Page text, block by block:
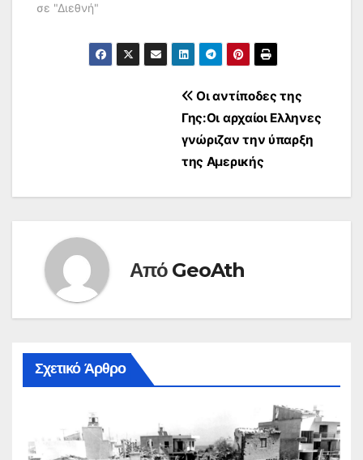
σε "Διεθνή"
Οι αντίποδες της
Γης:Οι αρχαίοι Ελληνες
γνώριζαν την ύπαρξη
της Αμερικής
Από GeoAth
Σχετικό Άρθρο